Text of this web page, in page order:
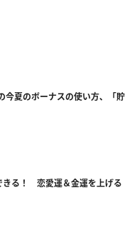
今夏のボーナスの使い方、「貯
きる！ 恋愛運＆金運を上げる